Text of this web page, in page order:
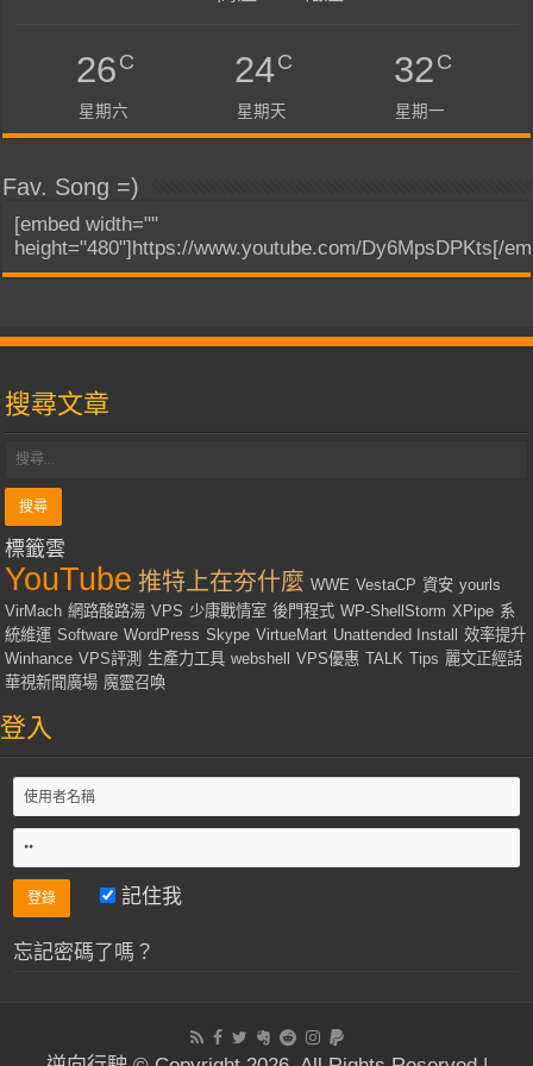
26C
星期六
24C
星期天
32C
星期一
Fav. Song =)
[embed width=""
height="480"]https://www.youtube.com/Dy6MpsDPKts[/
搜尋文章
標籤雲
YouTube 推特上在夯什麼 WWE VestaCP 資安 yourls
VirMach 網路酸路湯 VPS 少康戰情室 後門程式 WP-ShellStorm XPipe 系
統維運 Software WordPress Skype VirtueMart Unattended Install 效率提升
Winhance VPS評測 生產力工具 webshell VPS優惠 TALK Tips 麗文正經話
華視新聞廣場 魔靈召喚
登入
記住我
忘記密碼了嗎？